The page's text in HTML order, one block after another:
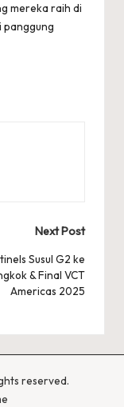
mereka raih di
panggung
Next Post
Susul G2 ke
& Final VCT
Americas 2025
reserved.